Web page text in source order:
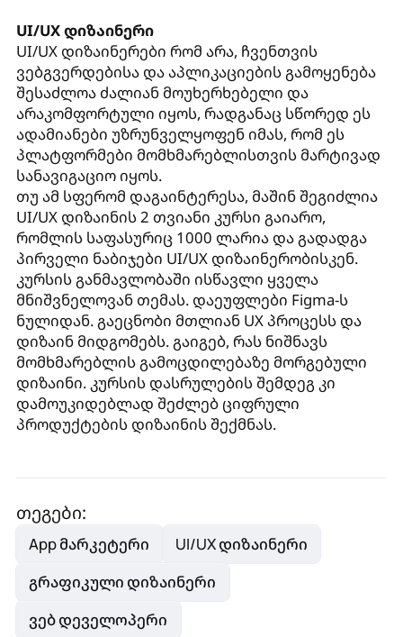
UI/UX დიზაინერი
UI/UX დიზაინერები რომ არა, ჩვენთვის
ვებგვერდებისა და აპლიკაციების გამოყენება
შესაძლოა ძალიან მოუხერხებელი და
არაკომფორტული იყოს, რადგანაც სწორედ ეს
ადამიანები უზრუნველყოფენ იმას, რომ ეს
პლატფორმები მომხმარებლისთვის მარტივად
სანავიგაციო იყოს.
თუ ამ სფერომ დაგაინტერესა, მაშინ შეგიძლია
UI/UX დიზაინის 2 თვიანი კურსი გაიარო,
რომლის საფასურიც 1000 ლარია და გადადგა
პირველი ნაბიჯები UI/UX დიზაინერობისკენ.
კურსის განმავლობაში ისწავლი ყველა
მნიშვნელოვან თემას. დაეუფლები Figma-ს
ნულიდან. გაეცნობი მთლიან UX პროცესს და
დიზაინ მიდგომებს. გაიგებ, რას ნიშნავს
მომხმარებლის გამოცდილებაზე მორგებული
დიზაინი. კურსის დასრულების შემდეგ კი
დამოუკიდებლად შეძლებ ციფრული
პროდუქტების დიზაინის შექმნას.
თეგები:
App მარკეტერი
UI/UX დიზაინერი
გრაფიკული დიზაინერი
ვებ დეველოპერი